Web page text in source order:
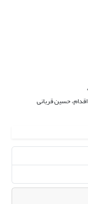
حسین قربانی